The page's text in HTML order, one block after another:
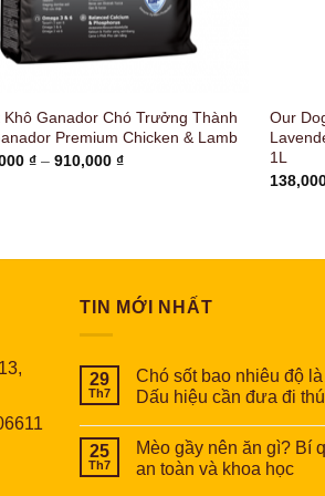
Khô Ganador Chó Trưởng Thành
Premium Chicken & Lamb
₫ – 910,000₫Khoảng
Our
1L
TIN MỚI NHẤT
29
Th7
Chó sốt bao nhiêu độ
Dấu hiệu cần đưa đi
25
Th7
Mèo gầy nên ăn gì? Bí
an toàn và khoa học